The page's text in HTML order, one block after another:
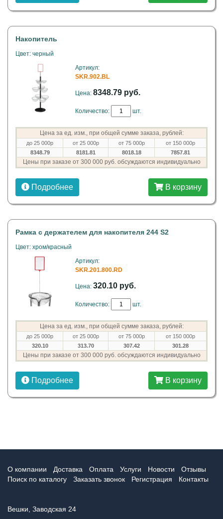
Накопитель
Цвет: черный
Артикул:
SKR.902.BL
Цена: 8348.79 руб.
Количество: шт.
Цена за ед. изм., при общей сумме заказа, рублей:
до 25 000р от 25 000р от 75 000р
от 150 000р
8348.79
8181.81 8018.18 7857.81
Цены при заказе от 300 000 руб. обсуждаются индивидуально
Подробнее В корзину
Рамка с держателем для накопителя 244 S2
Цвет: хром/красный
Артикул:
SKR.201.800.RD
Цена: 320.10 руб.
Количество: шт.
Цена за ед. изм., при общей сумме заказа, рублей:
до 25 000р от 25 000р от 75 000р
от 150 000р
320.10
313.70 307.42 301.28
Цены при заказе от 300 000 руб. обсуждаются индивидуально
Подробнее В корзину
О компании Доставка Оплата Услуги Новости
Отзывы
Поиск по каталогу
Заказать звонок Регистрация Контакты
Вешки, Заводская 24